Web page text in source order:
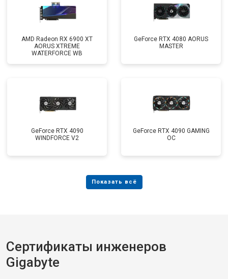
AMD Radeon RX 6900 XT
AORUS XTREME
WATERFORCE WB
GeForce RTX 4080 AORUS
MASTER
GeForce RTX 4090
WINDFORCE V2
GeForce RTX 4090 GAMING
OC
Сертификаты инженеров
Gigabyte